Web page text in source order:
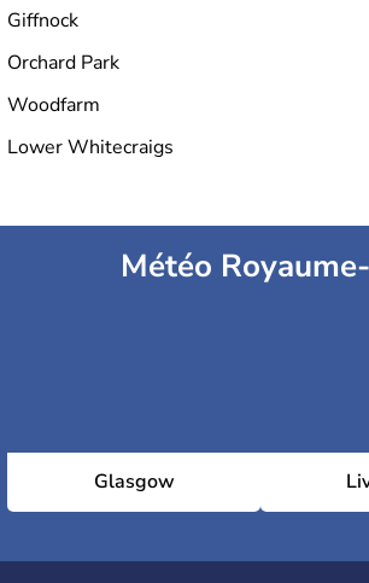
Giffnock
Orchard Park
Woodfarm
Lower Whitecraigs
Météo
Glasgow